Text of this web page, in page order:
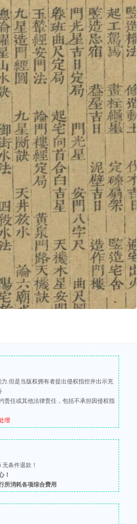
.但是当版权拥有者提出侵权指控并出示充
责任或其他法律责任，包括不承担因侵权指
理
条件退款！
！
所消耗各项综合费用